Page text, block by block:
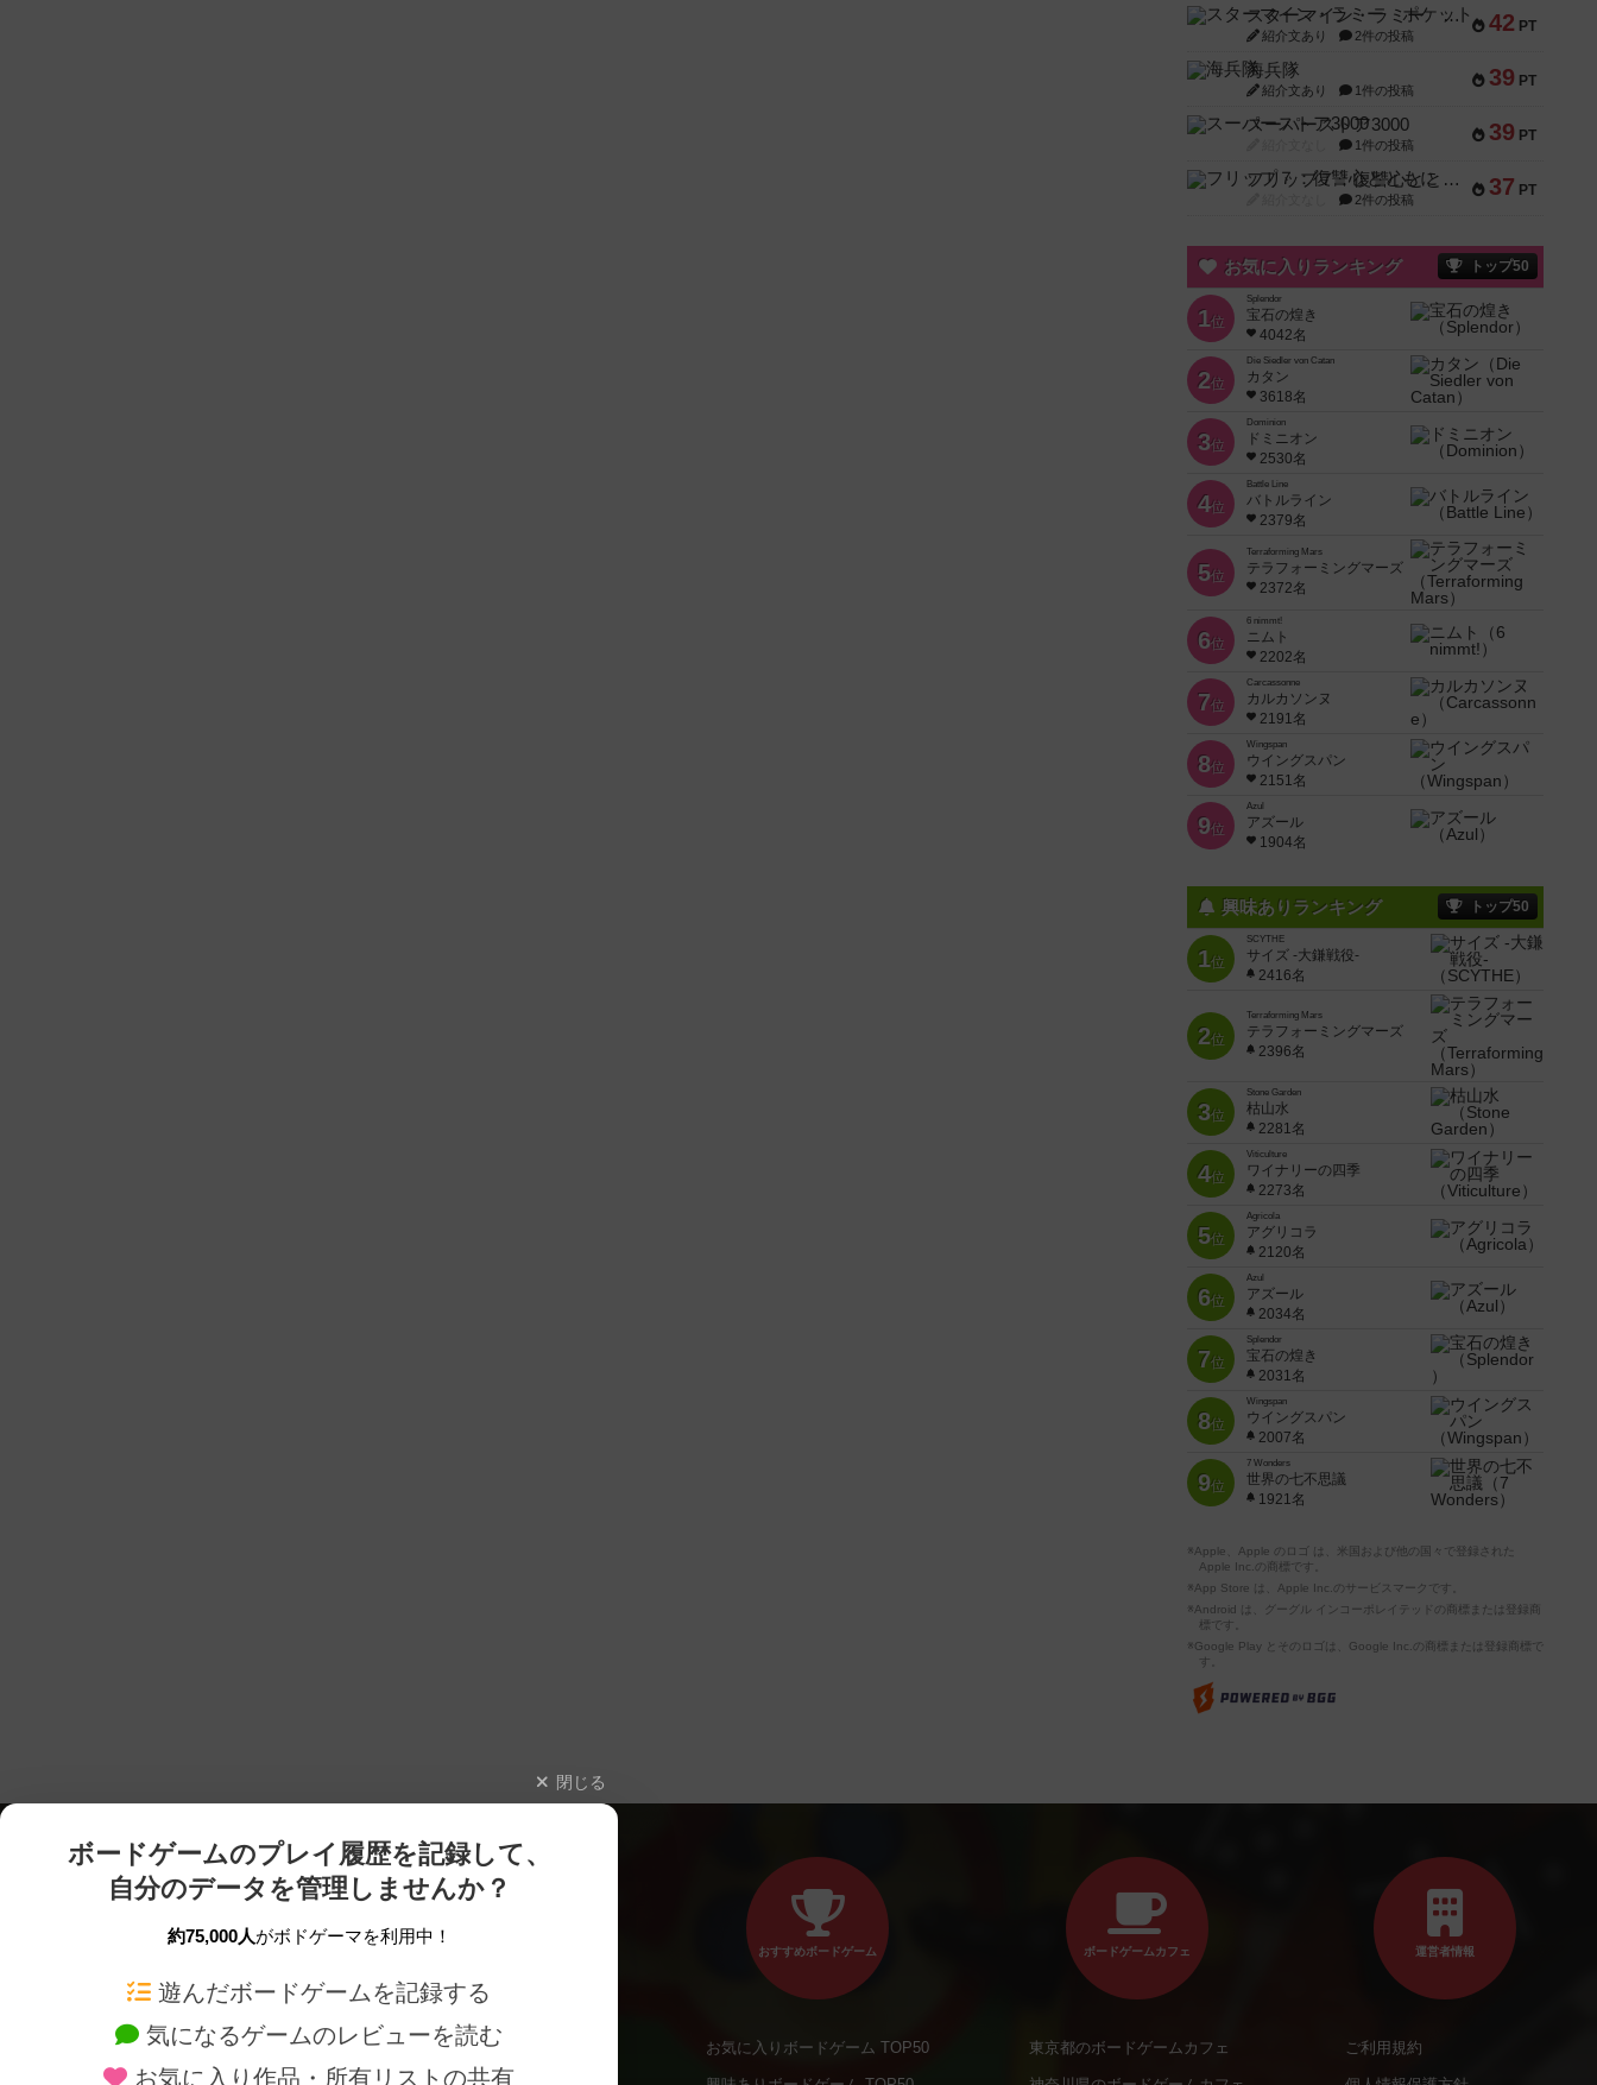
42 PT
スターマイン・ラミー ポケット
紹介文あり 2件の投稿
39 PT
海兵隊
紹介文あり 1件の投稿
39 PT
スーパーストア3000
1件の投稿
37 PT
フリップ７：復讐心とともに
2件の投稿
お気に入りランキング トップ50
1位
Splendor
宝石の煌き
4042名
2位
Die Siedler von Catan
カタン
3618名
3位
Dominion
ドミニオン
2530名
4位
Battle Line
バトルライン
2379名
5位
Terraforming Mars
テラフォーミングマーズ
2372名
6位
6 nimmt!
ニムト
2202名
7位
Carcassonne
カルカソンヌ
2191名
8位
Wingspan
ウイングスパン
2151名
9位
Azul
アズール
1904名
興味ありランキング トップ50
1位
SCYTHE
サイズ -大鎌戦役-
2416名
2位
Terraforming Mars
テラフォーミングマーズ
2396名
3位
Stone Garden
枯山水
2281名
4位
Viticulture
ワイナリーの四季
2273名
5位
Agricola
アグリコラ
2120名
6位
Azul
アズール
2034名
7位
Splendor
宝石の煌き
2031名
8位
Wingspan
ウイングスパン
2007名
9位
7 Wonders
世界の七不思議
1921名
※Apple、Apple のロゴ は、米国および他の国々で登録された
Apple Inc.の商標です。
※App Store は、Apple Inc.のサービスマークです。
※Android は、グーグル インコーポレイテッドの商標または登録商
標です。
※Google Play とそのロゴは、Google Inc.の商標または登録商標で
す。
閉じる
ボードゲームのプレイ履歴を記録して、
自分のデータを管理しませんか？
約75,000人がボドゲーマを利用中！
遊んだボードゲームを記録する
気になるゲームのレビューを読む
お気に入り作品・所有リストの共有
ボードゲームを検索する 新作・再入荷情報
おすすめボードゲーム
お気に入りボードゲーム TOP50
ボードゲームカフェ
東京都のボードゲームカフェ
運営者情報
ご利用規約